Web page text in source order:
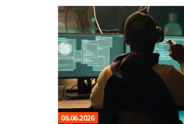
08.06.2026